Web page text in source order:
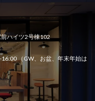
ハイツ2号棟102
（GW、お盆、年末年始は